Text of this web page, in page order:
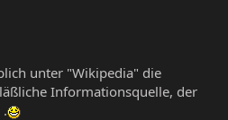
unter "Wikipedia" die
Informationsquelle, der